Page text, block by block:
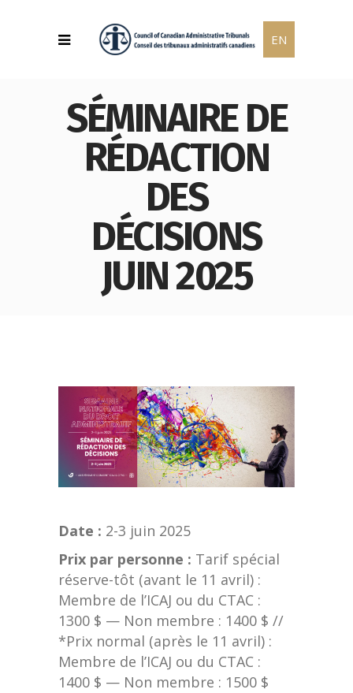
EN
SÉMINAIRE DE
RÉDACTION
DES
DÉCISIONS
JUIN 2025
Date : 2-3 juin 2025
Prix par personne : Tarif spécial
réserve-tôt (avant le 11 avril) :
Membre de l’ICAJ ou du CTAC :
1300 $ — Non membre : 1400 $ //
*Prix normal (après le 11 avril) :
Membre de l’ICAJ ou du CTAC :
1400 $ — Non membre : 1500 $